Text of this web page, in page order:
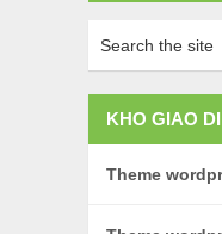
KHO GIAO
Theme